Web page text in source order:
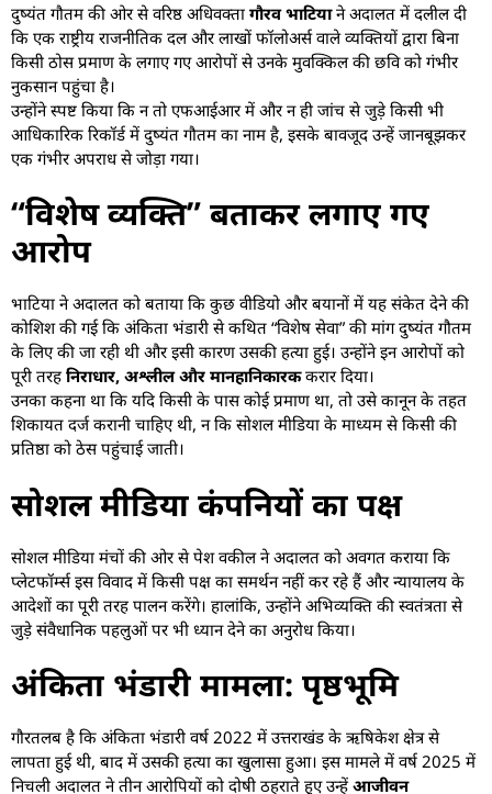
दुष्यंत गौतम की ओर से वरिष्ठ अधिवक्ता गौरव भाटियाने अदालत में दलील दी
कि एक राष्ट्रीय राजनीतिक दल और लाखों फॉलोअर्स वाले व्यक्तियों द्वारा बिना
किसी ठोस प्रमाण के लगाए गए आरोपों से उनके मुवक्किल की छवि को गंभीर
नुकसान पहुंचा है।
उन्होंने स्पष्ट किया कि न तो एफआईआर में और न ही जांच से जुड़े किसी भी
आधिकारिक रिकॉर्ड में दुष्यंत गौतम का नाम है, इसके बावजूद उन्हें जानबूझकर
एक गंभीर अपराध से जोड़ा गया।
“विशेष व्यक्ति” बताकर लगाए गए
आरोप
भाटिया ने अदालत को बताया कि कुछ वीडियो और बयानों में यह संकेत देने की
कोशिश की गई कि अंकिता भंडारी से कथित “विशेष सेवा” की मांग दुष्यंत गौतम
के लिए की जा रही थी और इसी कारण उसकी हत्या हुई। उन्होंने इन आरोपों को
पूरी तरहनिराधार, अश्लील और मानहानिकारककरार दिया।
उनका कहना था कि यदि किसी के पास कोई प्रमाण था, तो उसे कानून के तहत
शिकायत दर्ज करानी चाहिए थी, न कि सोशल मीडिया के माध्यम से किसी की
प्रतिष्ठा को ठेस पहुंचाई जाती।
सोशल मीडिया कंपनियों का पक्ष
सोशल मीडिया मंचों की ओर से पेश वकील ने अदालत को अवगत कराया कि
प्लेटफॉर्म्स इस विवाद में किसी पक्ष का समर्थन नहीं कर रहे हैं और न्यायालय के
आदेशों का पूरी तरह पालन करेंगे। हालांकि, उन्होंने अभिव्यक्ति की स्वतंत्रता से
जुड़े संवैधानिक पहलुओं पर भी ध्यान देने का अनुरोध किया।
अंकिता भंडारी मामला: पृष्ठभूमि
गौरतलब है कि अंकिता भंडारी वर्ष 2022 में उत्तराखंड के ऋषिकेश क्षेत्र से
लापता हुई थी, बाद में उसकी हत्या का खुलासा हुआ। इस मामले में वर्ष 2025 में
निचली अदालत ने तीन आरोपियों को दोषी ठहराते हुए उन्हेंआजीवन